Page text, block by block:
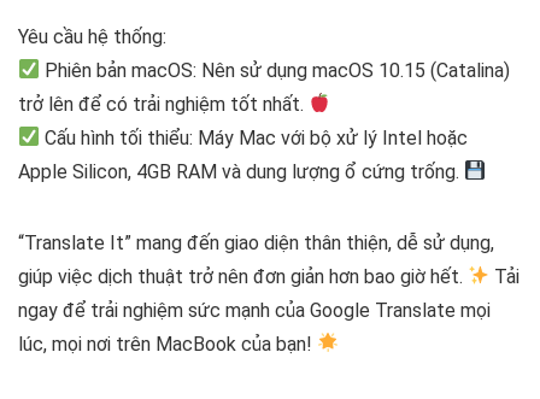
Yêu cầu hệ thống:
Phiên bản macOS: Nên sử dụng macOS 10.15 (Catalina)
trở lên để có trải nghiệm tốt nhất.
Cấu hình tối thiểu: Máy Mac với bộ xử lý Intel hoặc
Apple Silicon, 4GB RAM và dung lượng ổ cứng trống.
“Translate It” mang đến giao diện thân thiện, dễ sử dụng,
giúp việc dịch thuật trở nên đơn giản hơn bao giờ hết.
Tải
ngay để trải nghiệm sức mạnh của Google Translate mọi
lúc, mọi nơi trên MacBook của bạn!